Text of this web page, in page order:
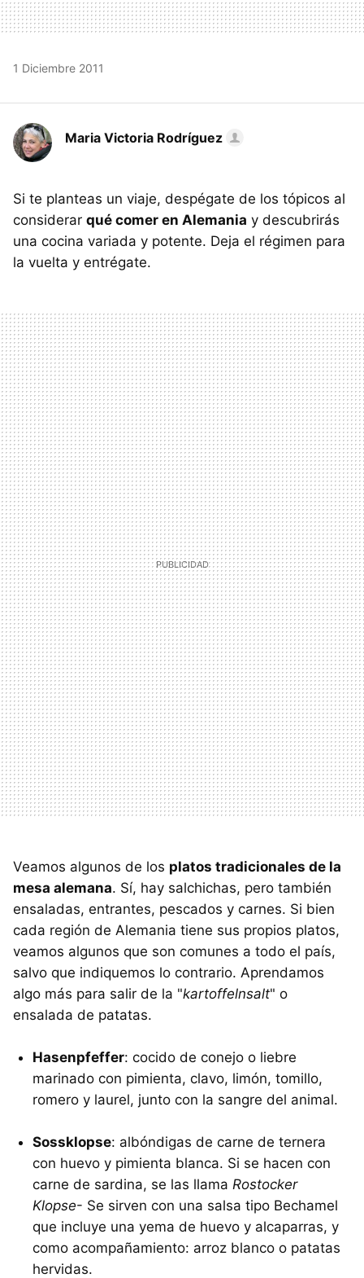
1 Diciembre 2011
Maria Victoria Rodríguez
Si te planteas un viaje, despégate de los tópicos al
considerar qué comer en Alemania y descubrirás
una cocina variada y potente. Deja el régimen para
la vuelta y entrégate.
Veamos algunos de los platos tradicionales de la
mesa alemana. Sí, hay salchichas, pero también
ensaladas, entrantes, pescados y carnes. Si bien
cada región de Alemania tiene sus propios platos,
veamos algunos que son comunes a todo el país,
salvo que indiquemos lo contrario. Aprendamos
algo más para salir de la "kartoffelnsalt" o
ensalada de patatas.
Hasenpfeffer: cocido de conejo o liebre
marinado con pimienta, clavo, limón, tomillo,
romero y laurel, junto con la sangre del animal.
Sossklopse: albóndigas de carne de ternera
con huevo y pimienta blanca. Si se hacen con
carne de sardina, se las llama Rostocker
Klopse- Se sirven con una salsa tipo Bechamel
que incluye una yema de huevo y alcaparras, y
como acompañamiento: arroz blanco o patatas
hervidas.